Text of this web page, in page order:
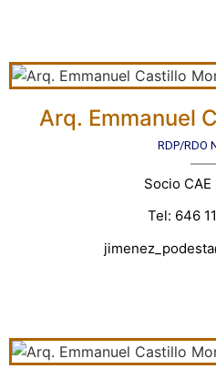
Arq. Emmanuel
RDP/RDO
Socio
Tel: 646